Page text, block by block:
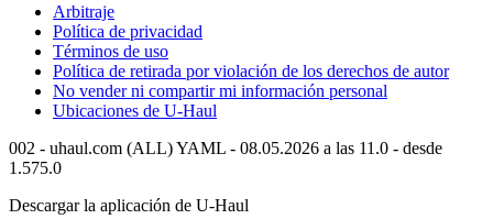
Arbitraje
Política de privacidad
Términos de uso
Política de retirada por violación de los derechos de autor
No vender ni compartir mi información personal
Ubicaciones de U-Haul
002 - uhaul.com (ALL) YAML - 08.05.2026 a las 11.0 - desde
1.575.0
Descargar la aplicación de U-Haul